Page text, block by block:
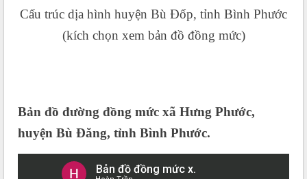
Cấu trúc dịa hình huyện Bù Đốp, tỉnh Bình Phước
(kích chọn xem bản đồ đồng mức)
Bản đồ đường đồng mức xã Hưng Phước,
huyện Bù Đăng, tỉnh Bình Phước.